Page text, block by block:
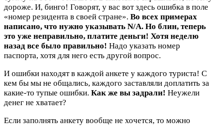
дороже. И, бинго! Говорят, у вас вот здесь ошибка в поле
«номер резидента в своей стране». Во всех примерах
написано, что нужно указывать N/A. Но блин, теперь
это уже неправильно, платите деньги! Хотя неделю
назад все было правильно! Надо указать номер
паспорта, хотя для него есть другой вопрос.
И ошибки находят в каждой анкете у каждого туриста! С
кем бы мы не общались, каждого заставляли доплатить за
какие-то тупые ошибки. Как же вы задрали! Неужели
денег не хватает?
Если заполнять анкету вообще не хочется, то можно